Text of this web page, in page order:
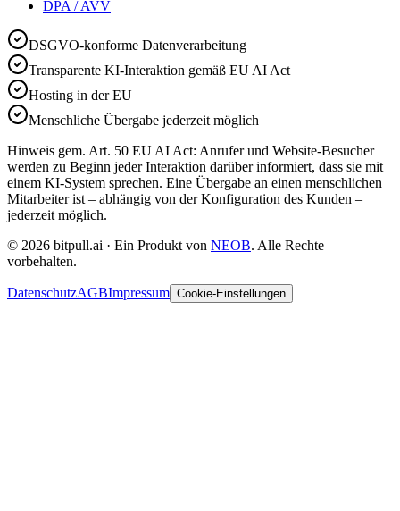
DPA / AVV
DSGVO-konforme Datenverarbeitung
Transparente KI-Interaktion gemäß EU AI Act
Hosting in der EU
Menschliche Übergabe jederzeit möglich
Hinweis gem. Art. 50 EU AI Act: Anrufer und Website-Besucher
werden zu Beginn jeder Interaktion darüber informiert, dass sie mit
einem KI-System sprechen. Eine Übergabe an einen menschlichen
Mitarbeiter ist – abhängig von der Konfiguration des Kunden –
jederzeit möglich.
© 2026 bitpull.ai · Ein Produkt von NEOB. Alle Rechte
vorbehalten.
DatenschutzAGBImpressum Cookie-Einstellungen